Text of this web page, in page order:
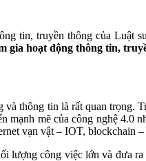
tin, truyền thông của
gia hoạt động thông tin,
thông tin là rất quan trọng.
mạnh mẽ của công nghệ 4.0
vạn vật – IOT, blockchain
lượng công việc lớn và đưa